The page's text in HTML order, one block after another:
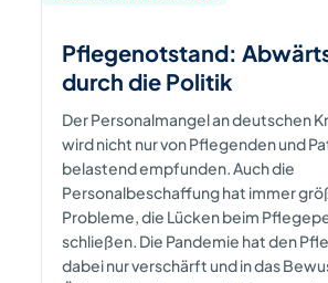
Pflegenotstand:
durch die Politik
Der Personalmangel an deutschen
wird nicht nur von Pflegenden und
belastend empfunden. Auch die
Personalbeschaffung hat immer
Probleme, die Lücken beim
schließen. Die Pandemie hat den
dabei nur verschärft und in das